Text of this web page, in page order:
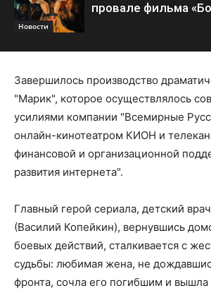
Новости
провале фильма
Завершилось производство
"Марик", которое осуществлялось
усилиями компании "Всемирные
онлайн-кинотеатром КИОН и
финансовой и организационной
развития интернета".
Главный герой сериала, детский
(Василий Копейкин), вернувшись
боевых действий, сталкивается с
судьбы: любимая жена, не
фронта, сочла его погибшим и вышла